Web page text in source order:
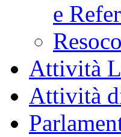
e
Attività
Attività